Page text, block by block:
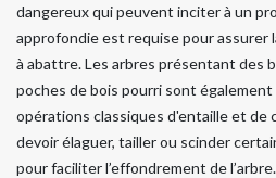
dangereux qui peuvent inciter à un
approfondie est requise pour assurer
à abattre. Les arbres présentant des
poches de bois pourri sont
opérations classiques d'entaille et de
devoir élaguer, tailler ou scinder
pour faciliter l’effondrement de